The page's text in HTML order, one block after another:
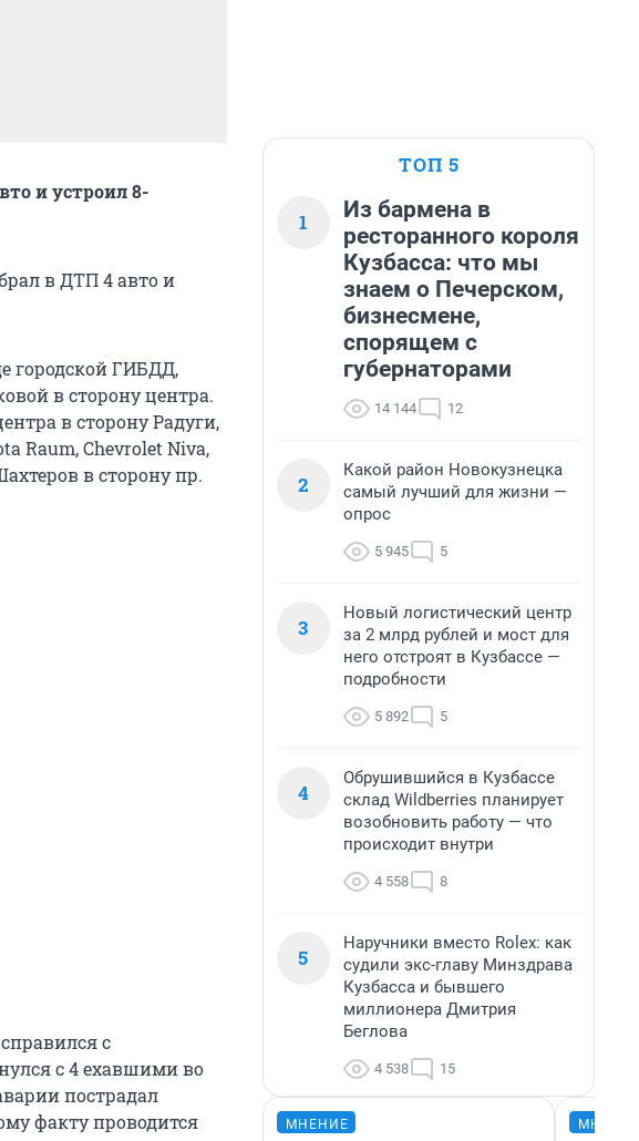
и устроил 8-
в ДТП 4 авто и
городской ГИБДД,
в сторону центра.
в сторону Радуги,
Raum, Chevrolet Niva,
в сторону пр.
с
с 4 ехавшими во
пострадал
факту проводится
ТОП 5
1
Из бармена в
ресторанного короля
Кузбасса: что мы
знаем о Печерском,
бизнесмене,
спорящем с
губернаторами
14 144 12
2
Какой район Новокузнецка
самый лучший для жизни —
опрос
5 945 5
3
Новый логистический центр
за 2 млрд рублей и мост для
него отстроят в Кузбассе —
подробности
5 892 5
4
Обрушившийся в Кузбассе
склад Wildberries планирует
возобновить работу — что
происходит внутри
4 558 8
5
Наручники вместо Rolex: как
судили экс-главу Минздрава
Кузбасса и бывшего
миллионера Дмитрия
Беглова
4 538 15
МНЕНИЕ